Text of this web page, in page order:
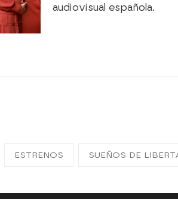
audiovisual española.
ESTRENOS SUEÑOS DE